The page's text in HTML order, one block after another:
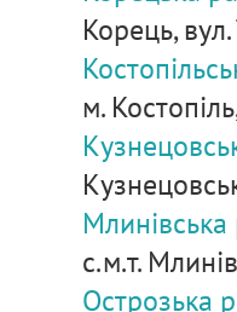
Корець, вул.
м.
с.м.т.
Острозька